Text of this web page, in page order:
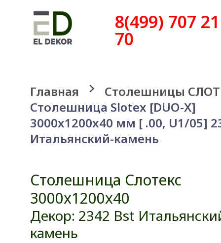
8(499) 707 21
70
Главная
Столешницы
Столешница Slotex [DUO-X]
3000x1200x40 мм [ .00, U1/05]
Итальянский-камень
Столешница Слотекс
3000x1200x40
Декор: 2342 Bst
камень